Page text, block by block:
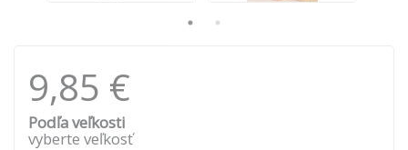
9,85 €
Podľa veľkosti
vyberte veľkosť